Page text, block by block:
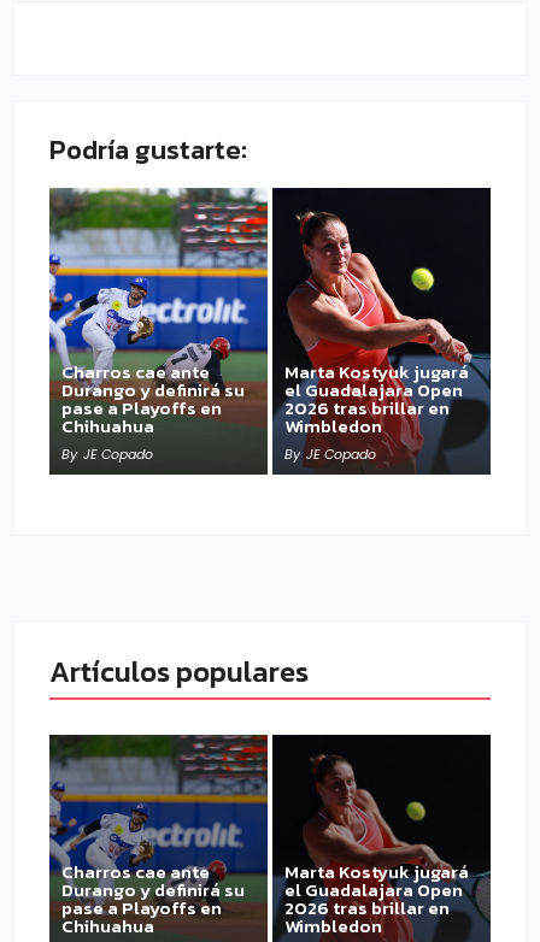
Podría gustarte:
Charros cae ante
Durango y definirá su
pase a Playoffs en
Chihuahua
By JE Copado
Marta Kostyuk jugará
el Guadalajara Open
2026 tras brillar en
Wimbledon
By JE Copado
Artículos populares
Charros cae ante
Durango y definirá su
pase a Playoffs en
Chihuahua
Marta Kostyuk jugará
el Guadalajara Open
2026 tras brillar en
Wimbledon